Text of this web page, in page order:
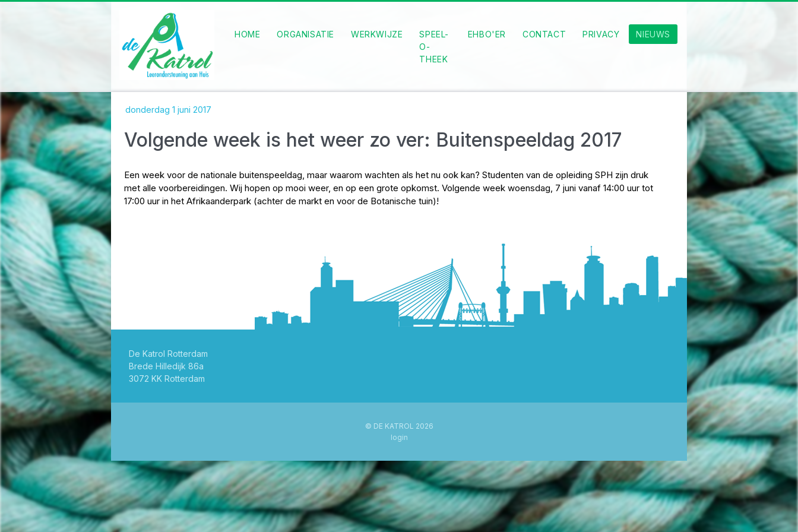
HOME ORGANISATIE WERKWIJZE
SPEEL-
O-
THEEK
EHBO'ER CONTACT PRIVACY NIEUWS
donderdag 1 juni 2017
Volgende week is het weer zo ver: Buitenspeeldag 2017
Een week voor de nationale buitenspeeldag, maar waarom wachten als het nu ook kan? Studenten van de opleiding SPH zijn druk
met alle voorbereidingen. Wij hopen op mooi weer, en op een grote opkomst. Volgende week woensdag, 7 juni vanaf 14:00 uur tot
17:00 uur in het Afrikaanderpark (achter de markt en voor de Botanische tuin)!
De Katrol Rotterdam
Brede Hilledijk 86a
3072 KK Rotterdam
© DE KATROL 2026
login